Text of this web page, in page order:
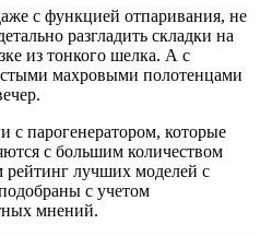
с функцией отпаривания, не
разгладить складки на
из тонкого шелка. А с
махровыми полотенцами
с парогенератором, которые
с большим количеством
лучших моделей с
с учетом
мнений.